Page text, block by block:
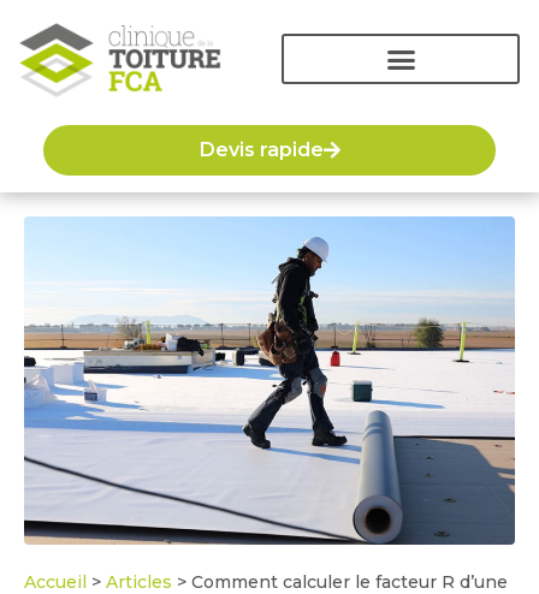
Devis rapide
Accueil > Articles > Comment calculer le facteur R d’une